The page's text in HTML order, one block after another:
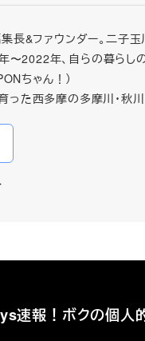
&ファウンダー。二子玉
〜2022年、自らの暮らし
ちゃん！）
った西多摩の多摩川・秋
速報！ボクの個人